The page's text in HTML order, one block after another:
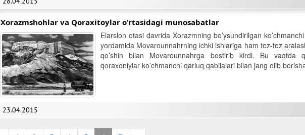
Xorazmshohlar va Qoraxitoylar o’rtasidagi munosabatlar
23.04.2015
Elarslon otasi davrida Xorazmning bo’ysundirilgan
yordamida Movarounnahrning ichki ishlariga ham tez-tez
qo’shin bilan Movarounnahrga bostirib kirdi. Bu vaqtda
qoraxoniylar ko’chmanchi qarluq qabilalari bilan jang olib